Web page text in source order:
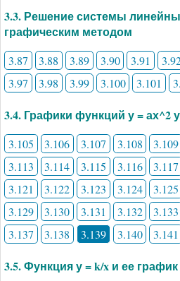
3.3. Решение системы
графическим методом
3.87 3.88 3.89 3.90 3.91
3.97
3.98 3.99 3.100 3.101
3.4. Графики функций у = ах^2
3.105 3.106 3.107 3.108 3.109
3.113
3.114 3.115 3.116 3.117
3.121
3.122 3.123 3.124 3.125
3.129
3.130 3.131 3.132 3.133
3.137
3.138 3.139 3.140 3.141
3.5. Функция у = k/x и ее график